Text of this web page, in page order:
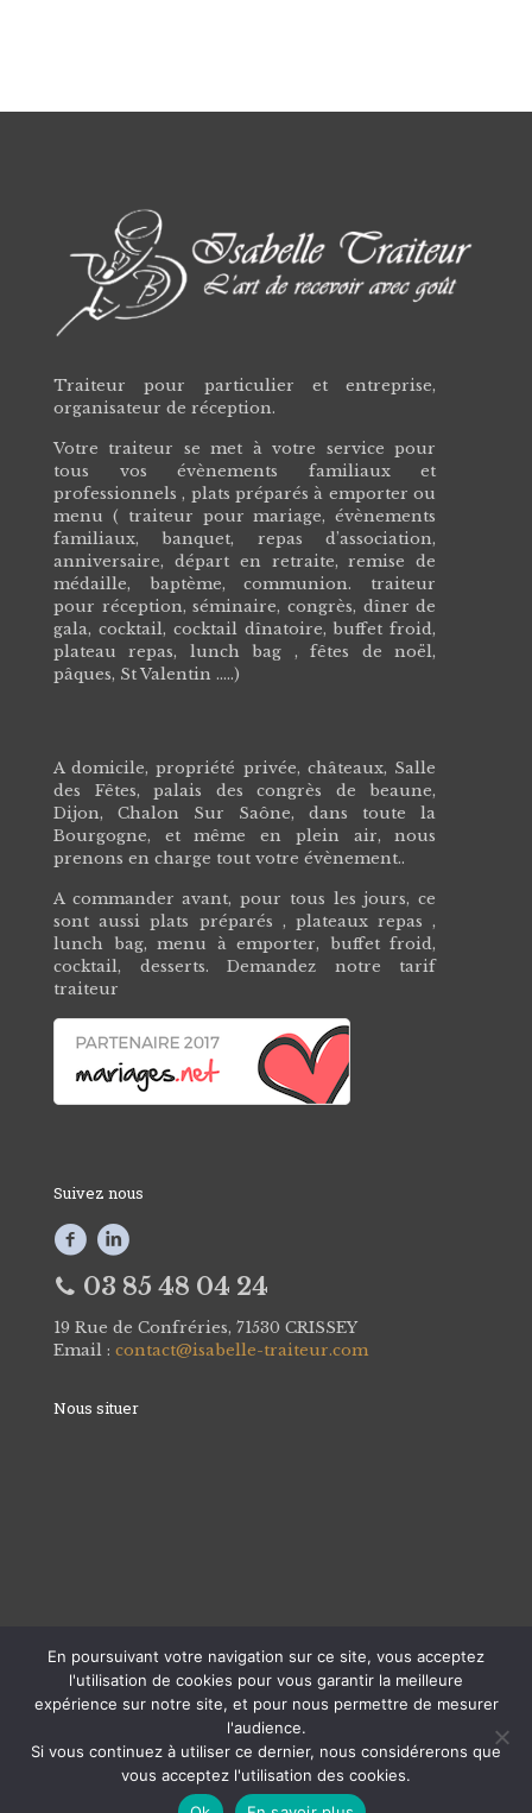
Traiteur pour particulier et entreprise,
organisateur de réception.
Votre traiteur se met à votre service pour
tous vos évènements familiaux et
professionnels , plats préparés à emporter ou
menu ( traiteur pour mariage, évènements
familiaux, banquet, repas d’association,
anniversaire, départ en retraite, remise de
médaille, baptème, communion. traiteur
pour réception, séminaire, congrès, dîner de
gala, cocktail, cocktail dînatoire, buffet froid,
plateau repas, lunch bag , fêtes de noël,
pâques, St Valentin .….)
A domicile, propriété privée, châteaux, Salle
des Fêtes, palais des congrès de beaune,
Dijon, Chalon Sur Saône, dans toute la
Bourgogne, et même en plein air, nous
prenons en charge tout votre évènement..
A commander avant, pour tous les jours, ce
sont aussi plats préparés , plateaux repas ,
lunch bag, menu à emporter, buffet froid,
cocktail, desserts. Demandez notre tarif
traiteur
Suivez nous
03 85 48 04 24
19 Rue de Confréries, 71530 CRISSEY
Email : contact@isabelle-traiteur.com
Nous situer
© Copyright 2024 | Mentions Légales
En poursuivant votre navigation sur ce site, vous acceptez
l'utilisation de cookies pour vous garantir la meilleure
expérience sur notre site, et pour nous permettre de mesurer
l'audience.
Si vous continuez à utiliser ce dernier, nous considérerons que
vous acceptez l'utilisation des cookies.